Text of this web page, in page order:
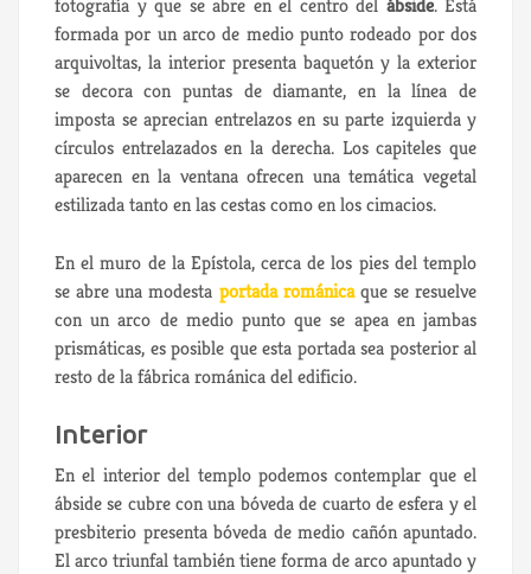
formada por un arco de medio punto rodeado por dos
arquivoltas, la interior presenta baquetón y la exterior
se decora con puntas de diamante, en la línea de
imposta se aprecian entrelazos en su parte izquierda y
círculos entrelazados en la derecha. Los capiteles que
aparecen en la ventana ofrecen una temática vegetal
estilizada tanto en las cestas como en los cimacios.
En el muro de la Epístola, cerca de los pies del templo
se abre una modesta portada románicaque se resuelve
con un arco de medio punto que se apea en jambas
prismáticas, es posible que esta portada sea posterior al
resto de la fábrica románica del edificio.
Interior
En el interior del templo podemos contemplar que el
ábside se cubre con una bóveda de cuarto de esfera y el
presbiterio presenta bóveda de medio cañón apuntado.
El arco triunfal también tiene forma de arco apuntado y